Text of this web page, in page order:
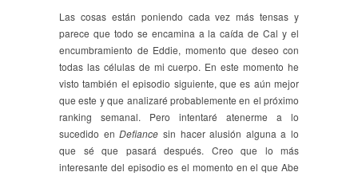
Las cosas están poniendo cada vez más tensas y
parece que todo se encamina a la caída de Cal y el
encumbramiento de Eddie, momento que deseo con
todas las células de mi cuerpo. En este momento he
visto también el episodio siguiente, que es aún mejor
que este y que analizaré probablemente en el próximo
ranking semanal. Pero intentaré atenerme a lo
sucedido enDefiance sin hacer alusión alguna a lo
que sé que pasará después. Creo que lo más
interesante del episodio es el momento en el que Abe